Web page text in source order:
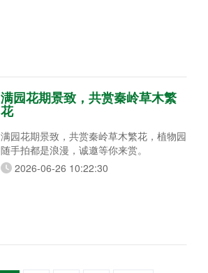
满园花期景致，共赏秦岭草木繁
花
满园花期景致，共赏秦岭草木繁花，植物园
随手拍都是浪漫，诚邀等你来赏。
2026-06-26 10:22:30